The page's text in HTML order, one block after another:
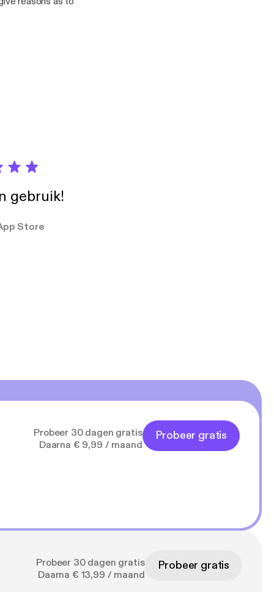
gebruik!
Store
Probeer 30 dagen gratis
Daarna € 9,99 / maand
Probeer gratis
Probeer 30 dagen gratis
Daarna € 13,99 / maand
Probeer gratis